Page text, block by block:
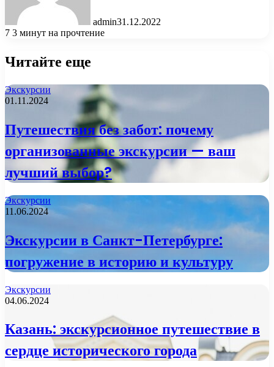
admin31.12.2022
7 3 минут на прочтение
Читайте еще
Экскурсии
01.11.2024
Путешествия без забот: почему
организованные экскурсии — ваш
лучший выбор?
Экскурсии
11.06.2024
Экскурсии в Санкт-Петербурге:
погружение в историю и культуру
Экскурсии
04.06.2024
Казань: экскурсионное путешествие в
сердце исторического города